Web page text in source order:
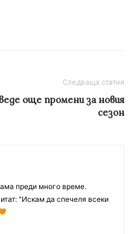
Следваща статия
още промени за новия
сезон
преди много време.
"Искам да спечеля всеки